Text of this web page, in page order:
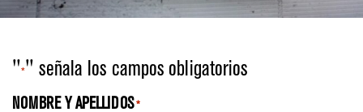
"*" señala los campos obligatorios
NOMBRE Y APELLIDOS *